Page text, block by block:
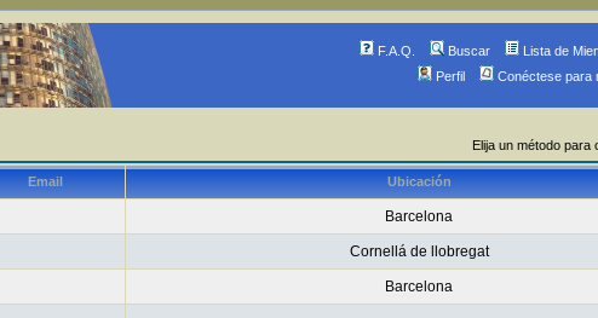
F.A.Q. Buscar Lista de
Perfil
Conéctese para
Elija un método para
Email Ubicación
Barcelona
Cornellá de llobregat
Barcelona